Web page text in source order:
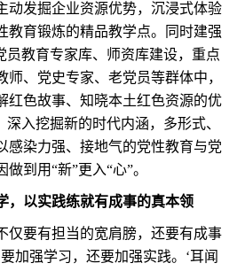
动发掘企业资源优势，沉浸式体验
教育锻炼的精品教学点。同时建强
员教育专家库、师资库建设，重点
师、党史专家、老党员等群体中，
红色故事、知晓本土红色资源的优
入挖掘新的时代内涵，多形式、
感染力强、接地气的党性教育与党
到用“新”更入“心”。
，以实践练就有成事的真本领
要有担当的宽肩膀，还要有成事
加强学习，还要加强实践。‘耳闻